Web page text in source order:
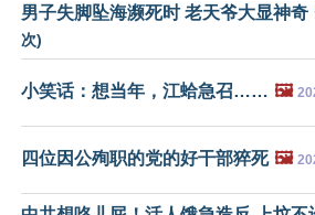
男子失脚坠海濒死时 老天爷大显神奇
次)
小笑话：想当年，江蛤急召…… 🖼️
四位因公殉职的党的好干部猝死 🖼️